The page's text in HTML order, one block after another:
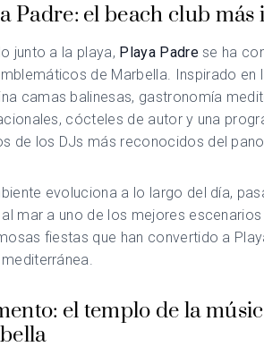
Padre: el beach club
junto a la playa, Playa Padrese ha
de Marbella. Inspirado en
camas balinesas, gastronomía
cócteles de autor y una
de los DJs más reconocidos del
evoluciona a lo largo del día,
mar a uno de los mejores
fiestas que han convertido a
el templo de la